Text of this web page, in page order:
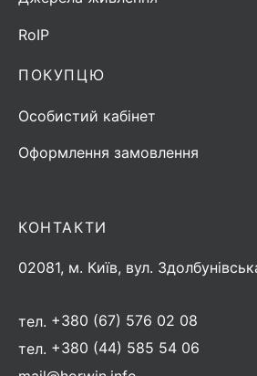
КОНТАКТИ
02081, м. Київ, вул.
тел. +380 (67) 576 02 08
тел. +380 (44) 585 54 06
RoIP
ПОКУПЦЮ
Особистий кабінет
Оформлення замовлення